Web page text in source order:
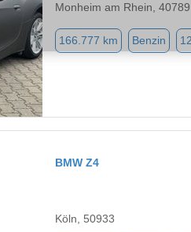
Monheim am Rhein, 40789
166.777 km Benzin
BMW Z4
Köln, 50933